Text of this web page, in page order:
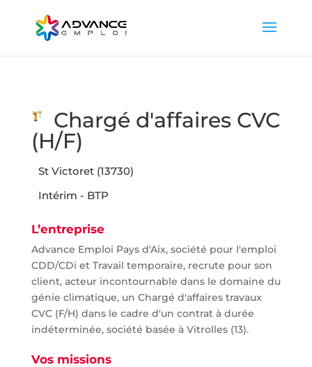
Chargé d'affaires CVC
(H/F)
St Victoret (13730)
Intérim - BTP
L’entreprise
Advance Emploi Pays d'Aix, société pour l'emploi
CDD/CDi et Travail temporaire, recrute pour son
client, acteur incontournable dans le domaine du
génie climatique, un Chargé d'affaires travaux
CVC (F/H) dans le cadre d'un contrat à durée
indéterminée, société basée à Vitrolles (13).
Vos missions